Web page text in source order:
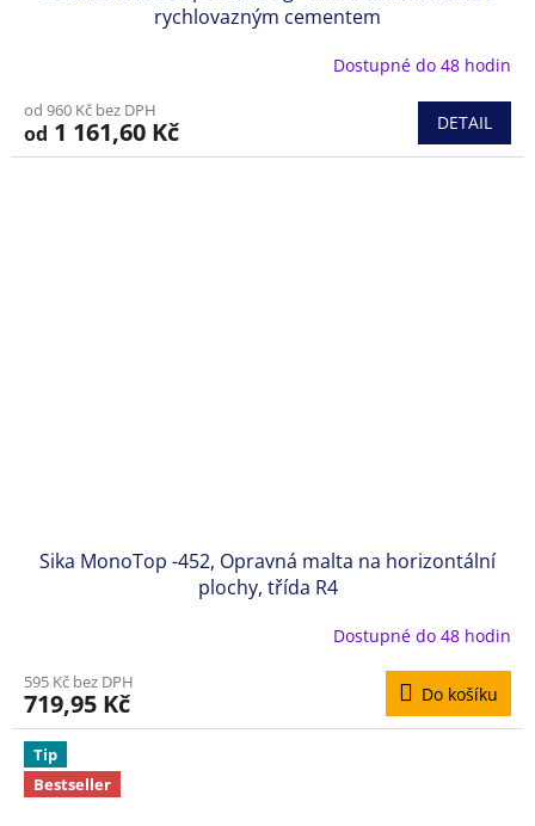
rychlovazným cementem
Dostupné do 48 hodin
od 960 Kč bez DPH
od 1 161,60 Kč DETAIL
Sika MonoTop -452, Opravná malta na horizontální
plochy, třída R4
Dostupné do 48 hodin
595 Kč bez DPH
719,95 Kč Do košíku
Tip
Bestseller